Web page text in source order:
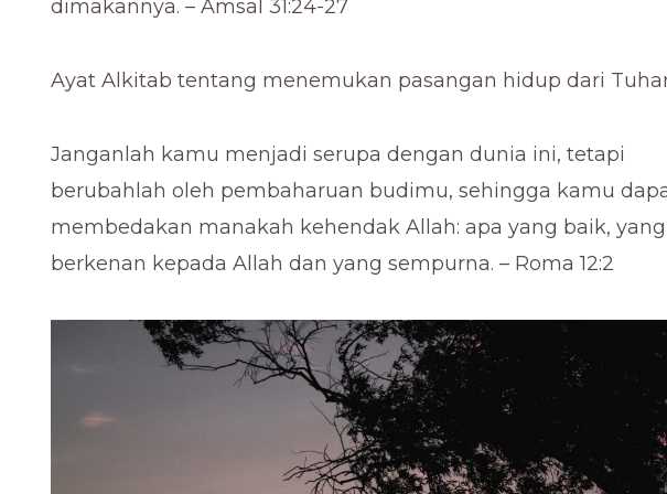
dimakannya. – Amsal 31:24-27
Ayat Alkitab tentang menemukan pasangan hidup dari
Janganlah kamu menjadi serupa dengan dunia ini, tetapi
berubahlah oleh pembaharuan budimu, sehingga kamu
membedakan manakah kehendak Allah: apa yang baik, yang
berkenan kepada Allah dan yang sempurna. – Roma 12:2